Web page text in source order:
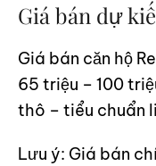
Giá bán dự
Giá bán căn hộ
65 triệu – 100
thô – tiểu chuẩn
Lưu ý: Giá bán